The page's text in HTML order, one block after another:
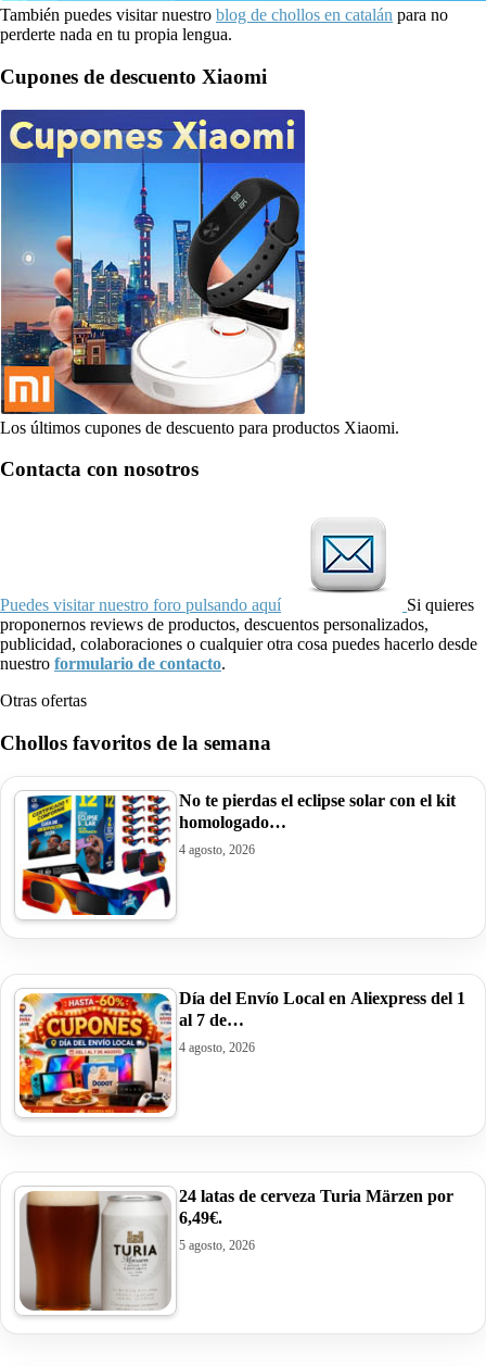
También puedes visitar nuestro blog de chollos en catalán para no
perderte nada en tu propia lengua.
Cupones de descuento Xiaomi
Los últimos cupones de descuento para productos Xiaomi.
Contacta con nosotros
Puedes visitar nuestro foro pulsando aquí
Si quieres
proponernos reviews de productos, descuentos personalizados,
publicidad, colaboraciones o cualquier otra cosa puedes hacerlo desde
nuestro formulario de contacto.
Otras ofertas
Chollos favoritos de la semana
No te pierdas el eclipse solar con el kit
homologado…
4 agosto, 2026
Día del Envío Local en Aliexpress del 1
al 7 de…
4 agosto, 2026
24 latas de cerveza Turia Märzen por
6,49€.
5 agosto, 2026